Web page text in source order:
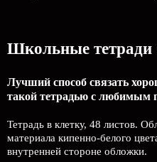
Школьные тетради
Лучший способ связать
такой тетрадью c любимым
Тетрадь в клетку, 48 листов.
материала кипенно-белого
внутренней стороне обложки.